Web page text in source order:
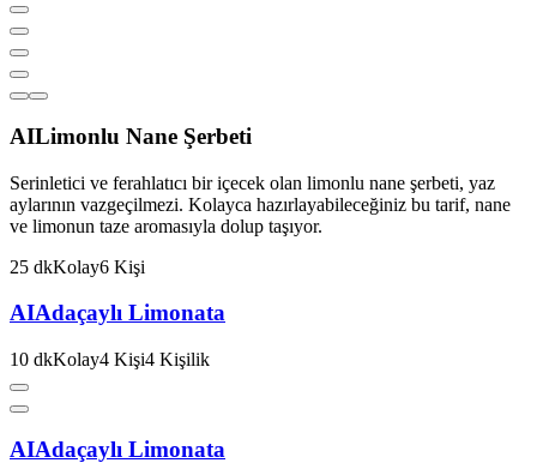
AILimonlu Nane Şerbeti
Serinletici ve ferahlatıcı bir içecek olan limonlu nane şerbeti, yaz
aylarının vazgeçilmezi. Kolayca hazırlayabileceğiniz bu tarif, nane
ve limonun taze aromasıyla dolup taşıyor.
25 dkKolay6 Kişi
AIAdaçaylı Limonata
10 dkKolay4 Kişi4 Kişilik
AIAdaçaylı Limonata